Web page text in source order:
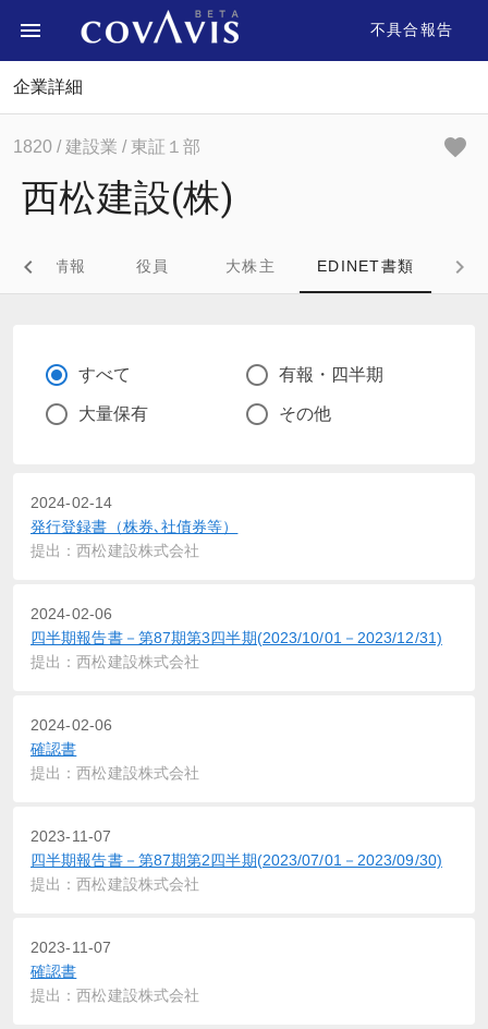
不具合報告
企業詳細
1820 / 建設業 / 東証１部
西松建設(株)
企業情報 役員 大株主 EDINET書類
すべて 有報・四半期
大量保有 その他
2024-02-14
発行登録書（株券､社債券等）
提出：西松建設株式会社
2024-02-06
四半期報告書－第87期第3四半期(2023/10/01－2023/12/31)
提出：西松建設株式会社
2024-02-06
確認書
提出：西松建設株式会社
2023-11-07
四半期報告書－第87期第2四半期(2023/07/01－2023/09/30)
提出：西松建設株式会社
2023-11-07
確認書
提出：西松建設株式会社